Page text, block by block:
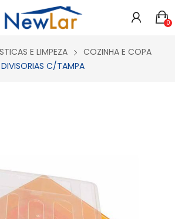
0
E LIMPEZA
COZINHA E COPA
C/TAMPA